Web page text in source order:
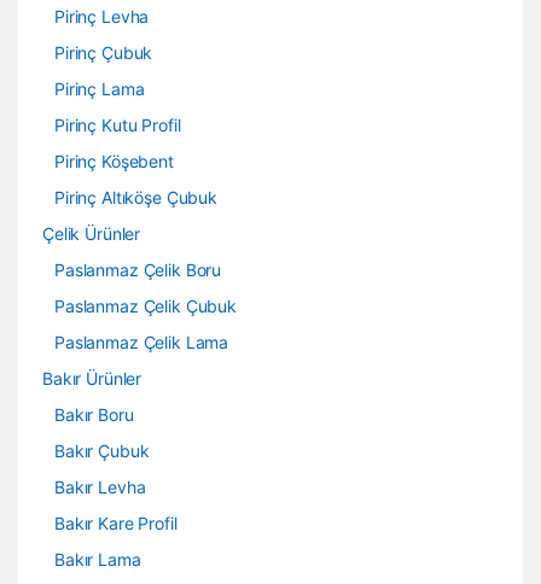
Pirinç Levha
Pirinç Çubuk
Pirinç Lama
Pirinç Kutu Profil
Pirinç Köşebent
Pirinç Altıköşe Çubuk
Çelik Ürünler
Paslanmaz Çelik Boru
Paslanmaz Çelik Çubuk
Paslanmaz Çelik Lama
Bakır Ürünler
Bakır Boru
Bakır Çubuk
Bakır Levha
Bakır Kare Profil
Bakır Lama